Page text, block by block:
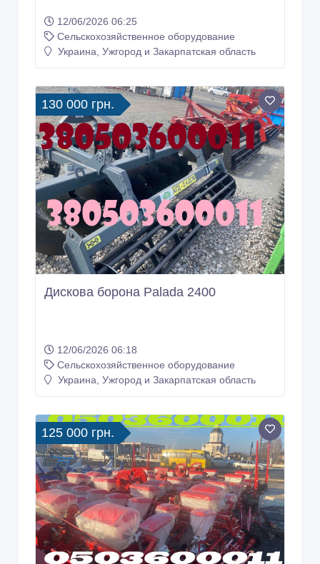
12/06/2026 06:25
Сельскохозяйственное оборудование
Украина, Ужгород и Закарпатская область
130 000 грн.
Дискова борона Palada 2400
12/06/2026 06:18
Сельскохозяйственное оборудование
Украина, Ужгород и Закарпатская область
125 000 грн.